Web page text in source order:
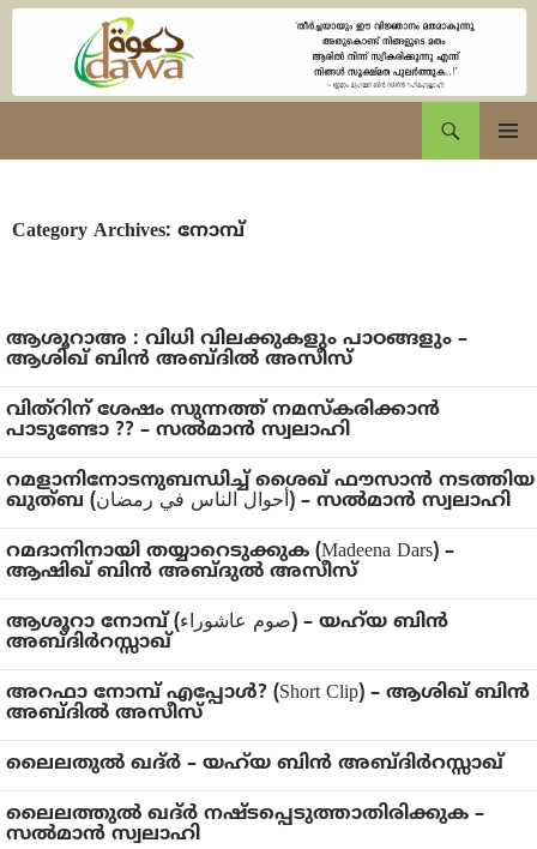
Skip
Search
Category Archives: നോമ്പ്
ആശൂറാഅ : വിധി വിലക്കുകളും പാഠങ്ങളും –
ആശിഖ് ബിൻ അബ്ദിൽ അസീസ്
വിത്റിന് ശേഷം സുന്നത്ത് നമസ്കരിക്കാൻ
പാടുണ്ടോ ?? – സൽമാൻ സ്വലാഹി
റമളാനിനോടനുബന്ധിച്ച് ശൈഖ് ഫൗസാൻ നടത്തിയ
ഖുത്ബ (أحوال الناس في رمضان) – സൽമാൻ സ്വലാഹി
റമദാനിനായി തയ്യാറെടുക്കുക (Madeena Dars) –
ആഷിഖ് ബിൻ അബ്ദുൽ അസീസ്
ആശൂറാ നോമ്പ് (صوم عاشوراء) – യഹ്‌യ ബിൻ
അബ്ദിർറസ്സാഖ്
അറഫാ നോമ്പ് എപ്പോൾ? (Short Clip) – ആശിഖ് ബിൻ
അബ്ദിൽ അസീസ്
ലൈലതുൽ ഖദ്ർ – യഹ്‌യ ബിൻ അബ്ദിർറസ്സാഖ്
ലൈലത്തുൽ ഖദ്ർ നഷ്ടപ്പെടുത്താതിരിക്കുക –
സൽമാൻ സ്വലാഹി